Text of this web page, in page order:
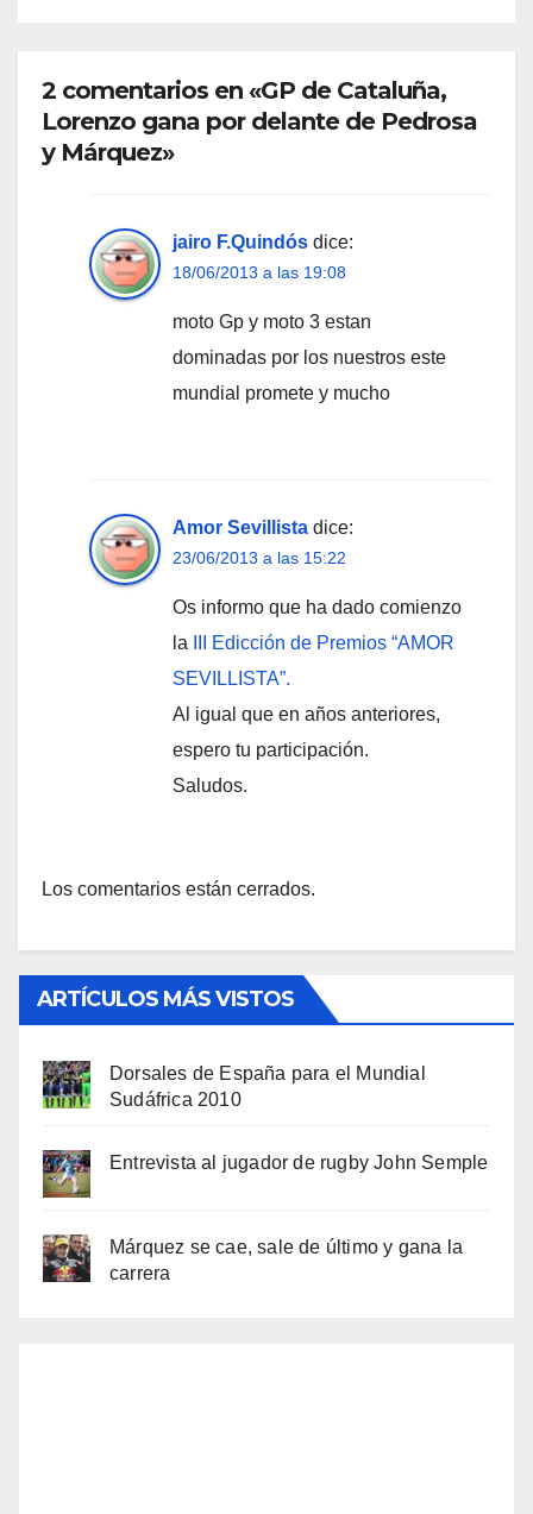
2 comentarios en «GP de Cataluña,
Lorenzo gana por delante de Pedrosa
y Márquez»
jairo F.Quindós dice:
18/06/2013 a las 19:08
moto Gp y moto 3 estan
dominadas por los nuestros este
mundial promete y mucho
Amor Sevillista dice:
23/06/2013 a las 15:22
Os informo que ha dado comienzo
la
III Edicción de Premios “AMOR
SEVILLISTA”.
Al igual que en años anteriores,
espero tu participación.
Saludos.
Los comentarios están cerrados.
ARTÍCULOS MÁS VISTOS
Dorsales de España para el Mundial
Sudáfrica 2010
Entrevista al jugador de rugby John Semple
Márquez se cae, sale de último y gana la
carrera